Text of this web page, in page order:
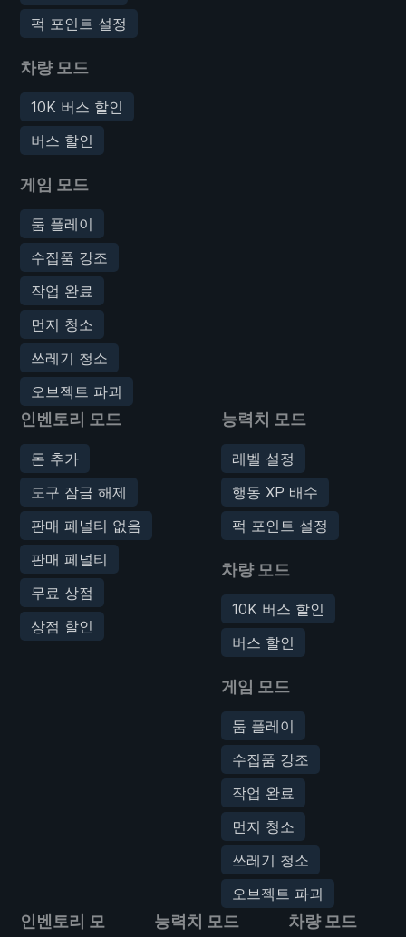
퍽 포인트 설정
차량 모드
10K 버스 할인
버스 할인
게임 모드
둠 플레이
수집품 강조
작업 완료
먼지 청소
쓰레기 청소
오브젝트 파괴
인벤토리 모드
돈 추가
도구 잠금 해제
판매 페널티 없음
판매 페널티
무료 상점
상점 할인
능력치 모드
레벨 설정
행동 XP 배수
퍽 포인트 설정
차량 모드
10K 버스 할인
버스 할인
게임 모드
둠 플레이
수집품 강조
작업 완료
먼지 청소
쓰레기 청소
오브젝트 파괴
인벤토리 모
능력치 모드 차량 모드